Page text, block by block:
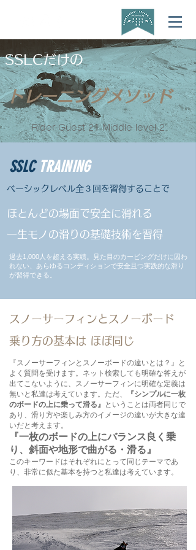
SSLCだけの
トレーニングメソッド
Rider Guest 21 Middle level 2
SSLCTRAINING
​ベーシックレベル全３回を習得することで
ほとんどの場面で安全に滑れる
一生モノの滑りの基礎技術を習得
過去1,000人を超える実績。見た目のカービングだけに囚わ
れない、あらゆるコンディションで安全且つ実践的な滑り
が習得できる。
スノーサーフィンとスノーボード
​乗り方の基本は ほぼ同じ
『スノーサーフィンとスノーボードの違いとは？』と
よく質問を受けます。ネット検索しても明確な答えが
出てこないように、スノーサーフィンに明確な定義は
無いと私達は考えています。ただ、
『シンプルに一枚
のボードの上に乗って滑る』 ということは両者同じで
あり、滑り方や楽しみ方のイメージの違いが大きな違
いだと考えます。
『一枚のボードの上にバランス良く乗
り、斜面や地形で曲がる・滑る』
​このキーワードはそれぞれにとって同じテーマであ
り、非常に似た基本を持つと私達は考えています。